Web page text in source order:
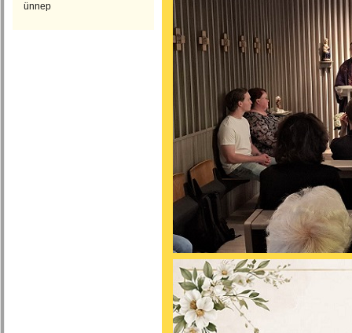
ünnep